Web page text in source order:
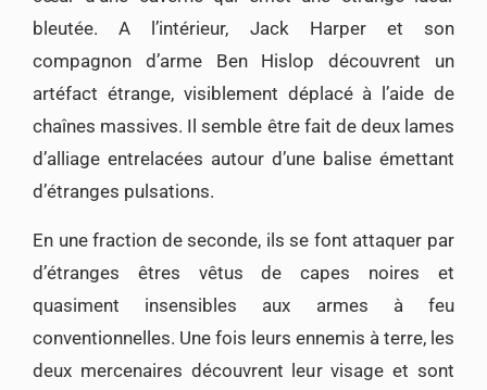
bleutée. A l’intérieur, Jack Harper et son
compagnon d’arme Ben Hislop découvrent un
artéfact étrange, visiblement déplacé à l’aide de
chaînes massives. Il semble être fait de deux lames
d’alliage entrelacées autour d’une balise émettant
d’étranges pulsations.
En une fraction de seconde, ils se font attaquer par
d’étranges êtres vêtus de capes noires et
quasiment insensibles aux armes à feu
conventionnelles. Une fois leurs ennemis à terre, les
deux mercenaires découvrent leur visage et sont